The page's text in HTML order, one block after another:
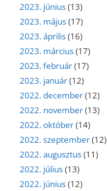
2023. június(13)
2023. május(17)
2023. április(16)
2023. március(17)
2023. február(17)
2023. január(12)
2022. december(12)
2022. november(13)
2022. október(14)
2022. szeptember(12)
2022. augusztus(11)
2022. július(13)
2022. június(12)